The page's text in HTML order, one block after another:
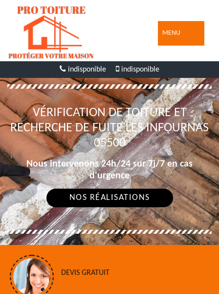
MENU
indisponible indisponible
VÉRIFICATION DE TOITURE ET
RECHERCHE DE FUITE LES INFOURNAS
05500
Nous intervenons 24h/24 sur 7j/7 en cas
d'urgence
NOS RÉALISATIONS
DEVIS GRATUIT